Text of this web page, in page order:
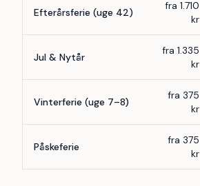
Efterårsferie (uge 42)
fra 1.710
kr
Jul & Nytår
fra 1.335
kr
Vinterferie (uge 7–8)
fra 375
kr
Påskeferie
fra 375
kr